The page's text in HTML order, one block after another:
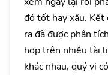
đó tốt hay xấu. Kết
ra đã được phân
hợp trên nhiều tài
khác nhau, quý vị